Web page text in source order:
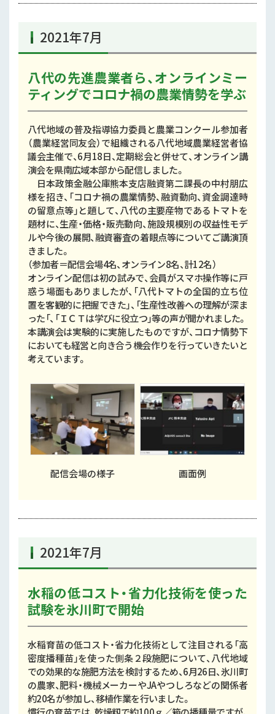
2021年7月
配信会場の様子 画面例
八代の先進農業者ら、オンラインミー
ティングでコロナ禍の農業情勢を学ぶ
八代地域の普及指導協力委員と農業コンクール参加者
（農業経営同友会）で組織される八代地域農業経営者協
議会主催で、6月18日、定期総会と併せて、オンライン講
演会を県南広域本部から配信しました。
日本政策金融公庫熊本支店融資第二課長の中村朋広
様を招き、「コロナ禍の農業情勢、融資動向、資金調達時
の留意点等」と題して、八代の主要産物であるトマトを
題材に、生産・価格・販売動向、施設規模別の収益性モデ
ルや今後の展開、融資審査の着眼点等についてご講演頂
きました。
（参加者＝配信会場4名、オンライン8名、計12名）
オンライン配信は初の試みで、会員がスマホ操作等に戸
惑う場面もありましたが、「八代トマトの全国的立ち位
置を客観的に把握できた」、「生産性改善への理解が深ま
った「、「ＩＣＴは学びに役立つ」等の声が聞かれました。
本講演会は実験的に実施したものですが、コロナ情勢下
においても経営と向き合う機会作りを行っていきたいと
考えています。
2021年7月
水稲の低コスト・省力化技術を使った
試験を氷川町で開始
水稲育苗の低コスト・省力化技術として注目される「高
密度播種苗」を使った側条２段施肥について、八代地域
での効果的な施肥方法を検討するため、6月26日、氷川町
の農家、肥料・機械メーカーやJAやつしろなどの関係者
約20名が参加し、移植作業を行いました。